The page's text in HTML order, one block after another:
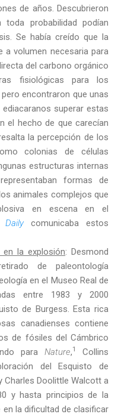
de años. Descubrieron
probabilidad podían
Se había creído que la
a volumen necesaria para
del carbono orgánico
fisiológicas para los
encontraron que unas
superar estas
el hecho de que carecían
la percepción de los
colonias de células
estructuras internas
formas de
animales complejos que
en escena en el
Dailycomunicaba estos
la explosión: Desmond
de paleontología
en el Museo Real de
entre 1983 y 2000
de Burgess. Esta rica
canadienses contiene
de fósiles del Cámbrico
para Nature,1
Collins
del Esquisto de
Charles Doolittle Walcott a
y hasta principios de la
la dificultad de clasificar